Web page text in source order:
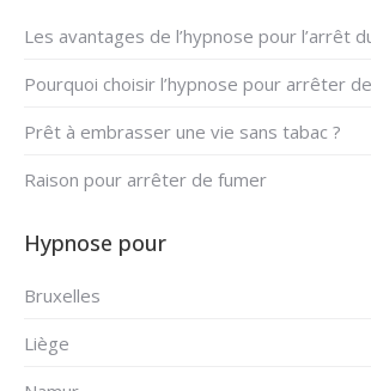
Les avantages de l’hypnose pour l’arrêt
Pourquoi choisir l’hypnose pour arrêter
Prêt à embrasser une vie sans tabac ?
Raison pour arrêter de fumer
Hypnose pour
Bruxelles
Liège